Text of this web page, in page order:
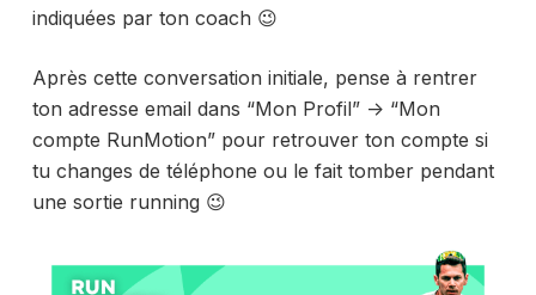
indiquées par ton coach 😉
Après cette conversation initiale, pense à rentrer
ton adresse email dans “Mon Profil” -> “Mon
compte RunMotion” pour retrouver ton compte si
tu changes de téléphone ou le fait tomber pendant
une sortie running 😉